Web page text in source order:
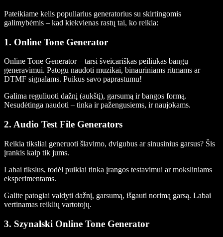
Pateikiame kelis populiarius generatorius su skirtingomis
galimybėmis – kad kiekvienas rastų tai, ko reikia:
1. Online Tone Generator
Online Tone Generator – tarsi šveicariškas peiliukas bangų
generavimui. Patogu naudoti muzikai, binauriniams ritmams ar
DTMF signalams. Puikus savo paprastumu!
Galima reguliuoti dažnį (aukštį), garsumą ir bangos formą.
Nesudėtinga naudoti – tinka ir pažengusiems, ir naujokams.
2. Audio Test File Generators
Reikia tiksliai generuoti šlavimo, dvigubus ar sinusinius garsus? Šis
įrankis kaip tik jums.
Labai tikslus, todėl puikiai tinka įrangos testavimui ar moksliniams
eksperimentams.
Galite patogiai valdyti dažnį, garsumą, išgauti norimą garsą. Labai
vertinamas reiklių vartotojų.
3. Szynalski Online Tone Generator